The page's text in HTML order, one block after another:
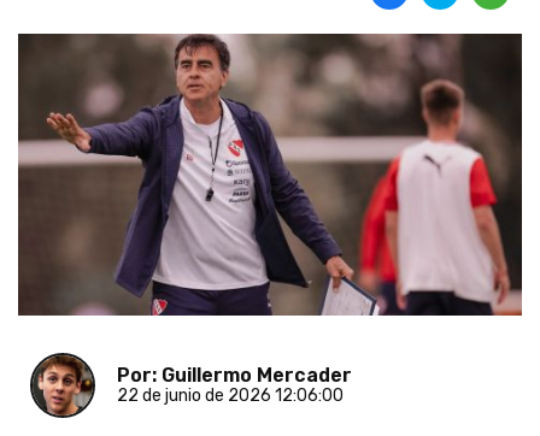
Por: Guillermo Mercader
22 de junio de 2026 12:06:00